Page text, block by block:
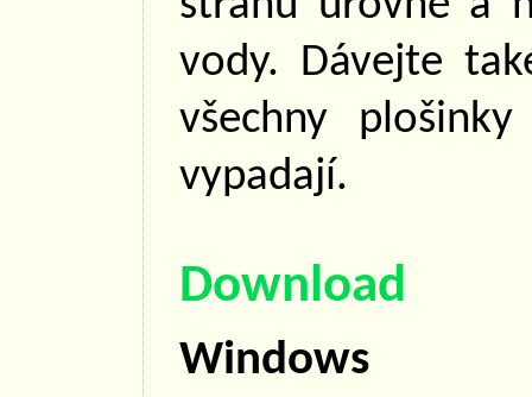
vody. Dávejte
všechny
vypadají.
Download
Windows